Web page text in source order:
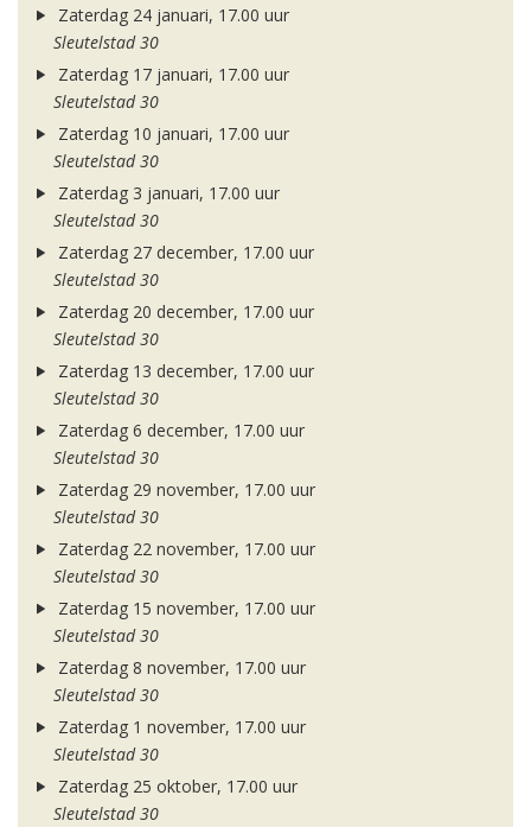
Zaterdag 24 januari, 17.00 uur
Sleutelstad 30
Zaterdag 17 januari, 17.00 uur
Sleutelstad 30
Zaterdag 10 januari, 17.00 uur
Sleutelstad 30
Zaterdag 3 januari, 17.00 uur
Sleutelstad 30
Zaterdag 27 december, 17.00 uur
Sleutelstad 30
Zaterdag 20 december, 17.00 uur
Sleutelstad 30
Zaterdag 13 december, 17.00 uur
Sleutelstad 30
Zaterdag 6 december, 17.00 uur
Sleutelstad 30
Zaterdag 29 november, 17.00 uur
Sleutelstad 30
Zaterdag 22 november, 17.00 uur
Sleutelstad 30
Zaterdag 15 november, 17.00 uur
Sleutelstad 30
Zaterdag 8 november, 17.00 uur
Sleutelstad 30
Zaterdag 1 november, 17.00 uur
Sleutelstad 30
Zaterdag 25 oktober, 17.00 uur
Sleutelstad 30